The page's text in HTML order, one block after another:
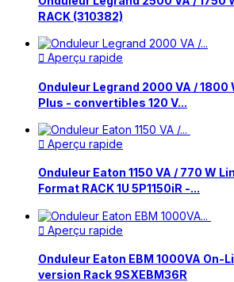
RACK (310382)
 Aperçu rapide
Onduleur Legrand 2000 VA / 1800
Plus - convertibles 120 V...
 Aperçu rapide
Onduleur Eaton 1150 VA / 770 W
Format RACK 1U 5P1150iR -...
 Aperçu rapide
Onduleur Eaton EBM 1000VA On-
version Rack 9SXEBM36R